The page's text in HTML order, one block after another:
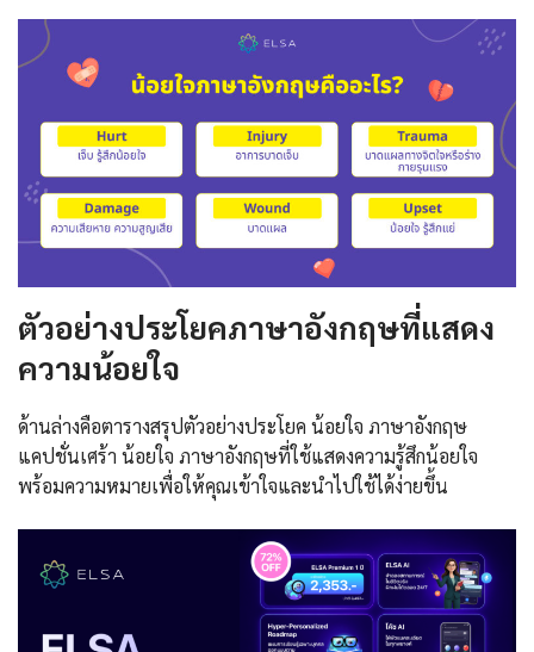
ตัวอย่างประโยคภาษาอังกฤษที่แสดง
ความน้อยใจ
ด้านล่างคือตารางสรุปตัวอย่างประโยค น้อยใจ ภาษาอังกฤษ
แคปชั่นเศร้า น้อยใจ ภาษาอังกฤษที่ใช้แสดงความรู้สึกน้อยใจ
พร้อมความหมายเพื่อให้คุณเข้าใจและนำไปใช้ได้ง่ายขึ้น